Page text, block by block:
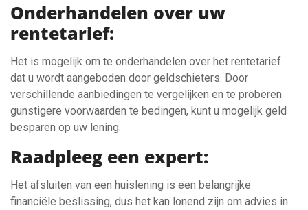
Onderhandelen over uw
rentetarief:
Het is mogelijk om te onderhandelen over het rentetarief
dat u wordt aangeboden door geldschieters. Door
verschillende aanbiedingen te vergelijken en te proberen
gunstigere voorwaarden te bedingen, kunt u mogelijk geld
besparen op uw lening.
Raadpleeg een expert:
Het afsluiten van een huislening is een belangrijke
financiële beslissing, dus het kan lonend zijn om advies in